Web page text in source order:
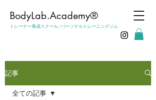
​BodyLab.Academy®︎
トレーナー養成スクール/パーソナルトレーニングジム
記事
全ての記事